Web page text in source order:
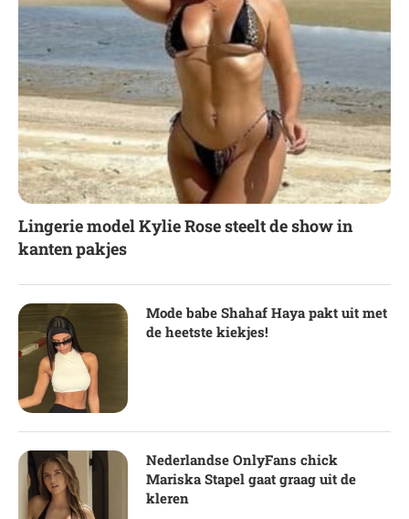
Lingerie model Kylie Rose steelt de show in
kanten pakjes
Mode babe Shahaf Haya pakt uit met
de heetste kiekjes!
Nederlandse OnlyFans chick
Mariska Stapel gaat graag uit de
kleren